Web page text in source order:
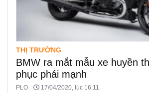
THỊ TRƯỜNG
BMW ra mắt mẫu xe huyền
phục phái mạnh
PLO 17/04/2020, lúc 16:11